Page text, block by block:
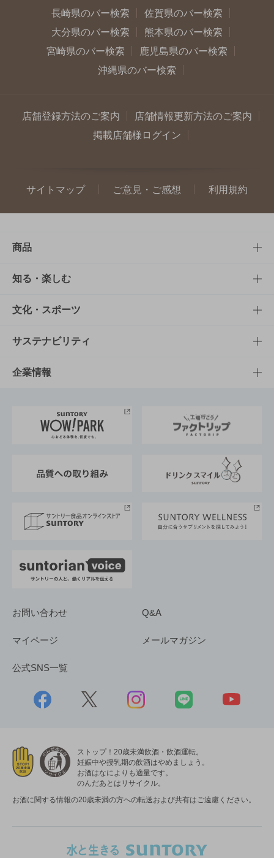
長崎県のバー検索
佐賀県のバー検索
大分県のバー検索
熊本県のバー検索
宮崎県のバー検索
鹿児島県のバー検索
沖縄県のバー検索
店舗登録方法のご案内
店舗情報更新方法のご案内
掲載店舗様ログイン
サイトマップ ご意見・ご感想 利用規約
商品
商品TOP
商品一覧
商品発売情報
栄養成分一覧
知る・楽しむ
知る・楽しむTOP
キャンペーン
工場見学
地域情報
文化・スポーツ
文化・スポーツTOP
サントリーホール
サントリーサンバーズ大阪
サステナビリティ
サステナビリティTOP
サントリーが考えるサステナビリティ経営
企業情報
企業概要
採用情報
お問い合わせ Q&A
マイページ メールマガジン
公式SNS一覧
ストップ！20歳未満飲酒・飲酒運転。
妊娠中や授乳期の飲酒はやめましょう。
お酒はなによりも適量です。
のんだあとはリサイクル。
お酒に関する情報の20歳未満の方への転送および共有はご遠慮ください。